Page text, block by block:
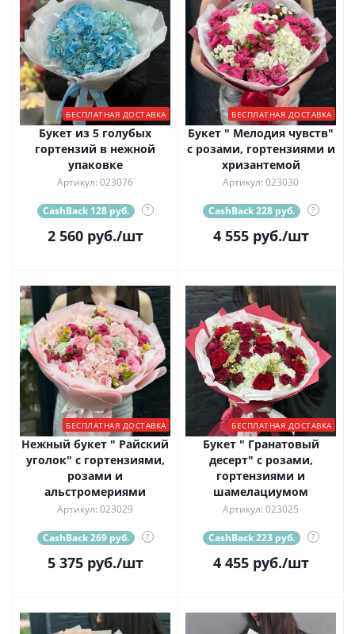
БЕСПЛАТНАЯ ДОСТАВКА
Букет из 5 голубых
гортензий в нежной
упаковке
Артикул: 023076
CashBack 128 руб. ?
2 560руб./шт
БЕСПЛАТНАЯ ДОСТАВКА
Букет " Мелодия чувств"
с розами, гортензиями и
хризантемой
Артикул: 023030
CashBack 228 руб. ?
4 555руб./шт
БЕСПЛАТНАЯ ДОСТАВКА
Нежный букет " Райский
уголок" с гортензиями,
розами и
альстромериями
Артикул: 023029
CashBack 269 руб. ?
5 375руб./шт
БЕСПЛАТНАЯ ДОСТАВКА
Букет " Гранатовый
десерт" с розами,
гортензиями и
шамелациумом
Артикул: 023025
CashBack 223 руб. ?
4 455руб./шт